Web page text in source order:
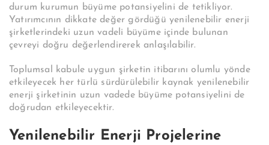
durum kurumun büyüme potansiyelini de tetikliyor.
Yatırımcının dikkate değer gördüğü yenilenebilir enerji
şirketlerindeki uzun vadeli büyüme içinde bulunan
çevreyi doğru değerlendirerek anlaşılabilir.
Toplumsal kabule uygun şirketin itibarını olumlu yönde
etkileyecek her türlü sürdürülebilir kaynak yenilenebilir
enerji şirketinin uzun vadede büyüme potansiyelini de
doğrudan etkileyecektir.
Yenilenebilir Enerji Projelerine